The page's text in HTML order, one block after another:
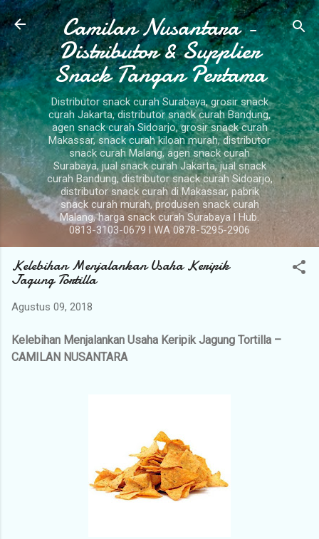
Langsung ke konten utama
Camilan Nusantara -
Distributor & Supplier
Snack Tangan Pertama
Distributor snack curah Surabaya, grosir snack
curah Jakarta, distributor snack curah Bandung,
agen snack curah Sidoarjo, grosir snack curah
Makassar, snack curah kiloan murah, distributor
snack curah Malang, agen snack curah
Surabaya, jual snack curah Jakarta, jual snack
curah Bandung, distributor snack curah Sidoarjo,
distributor snack curah di Makassar, pabrik
snack curah murah, produsen snack curah
Malang, harga snack curah Surabaya l Hub.
0813-3103-0679 l WA 0878-5295-2906
Kelebihan Menjalankan Usaha Keripik
Jagung Tortilla
Agustus 09, 2018
Kelebihan Menjalankan Usaha Keripik Jagung Tortilla –
CAMILAN NUSANTARA